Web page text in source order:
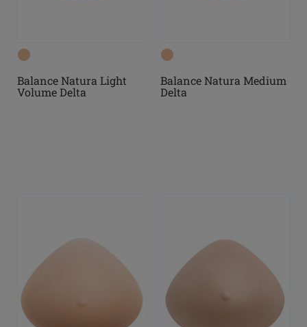
Balance Natura Light
Volume Delta
Balance Natura Medium
Delta